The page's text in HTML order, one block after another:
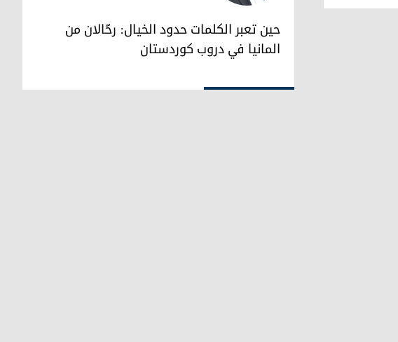
بدل رفو
حين تعبر الكلمات حدود الخيال: رحّالان من
المانيا في دروب كوردستان